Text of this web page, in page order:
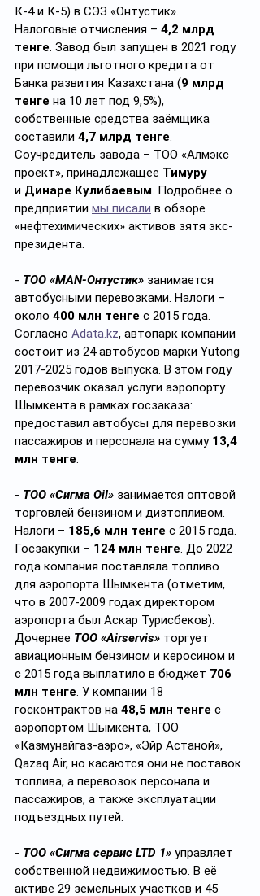
К-4 и К-5) в СЭЗ «Онтустик».
Налоговые отчисления – 4,2 млрд
тенге. Завод был запущен в 2021 году
при помощи льготного кредита от
Банка развития Казахстана (9 млрд
тенге на 10 лет под 9,5%),
собственные средства заёмщика
составили 4,7 млрд тенге.
Соучредитель завода – ТОО «Алмэкс
проект», принадлежащее Тимуру
и Динаре Кулибаевым. Подробнее о
предприятии мы писали в обзоре
«нефтехимических» активов зятя экс-
президента.
- ТОО «MAN-Онтустик» занимается
автобусными перевозками. Налоги –
около 400 млн тенге с 2015 года.
Согласно Adata.kz, автопарк компании
состоит из 24 автобусов марки Yutong
2017-2025 годов выпуска. В этом году
перевозчик оказал услуги аэропорту
Шымкента в рамках госзаказа:
предоставил автобусы для перевозки
пассажиров и персонала на сумму 13,4
млн тенге.
- ТОО «Сигма Oil» занимается оптовой
торговлей бензином и дизтопливом.
Налоги – 185,6 млн тенге с 2015 года.
Госзакупки – 124 млн тенге. До 2022
года компания поставляла топливо
для аэропорта Шымкента (отметим,
что в 2007-2009 годах директором
аэропорта был Аскар Турисбеков).
Дочернее ТОО «Airservis» торгует
авиационным бензином и керосином и
с 2015 года выплатило в бюджет 706
млн тенге. У компании 18
госконтрактов на 48,5 млн тенге с
аэропортом Шымкента, ТОО
«Казмунайгаз-аэро», «Эйр Астаной»,
Qazaq Air, но касаются они не поставок
топлива, а перевозок персонала и
пассажиров, а также эксплуатации
подъездных путей.
- ТОО «Сигма сервис LTD 1» управляет
собственной недвижимостью. В её
активе 29 земельных участков и 45